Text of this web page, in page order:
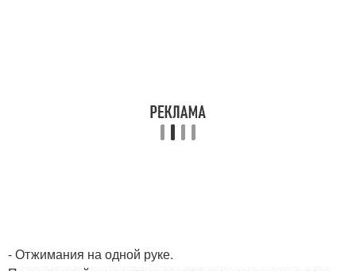
- Отжимания на одной руке.